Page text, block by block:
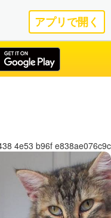
アプリで開く